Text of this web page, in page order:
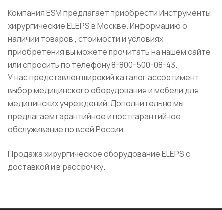
Компания ESM предлагает приобрести Инструменты
хирургические ELEPS в Москве. Информацию о
наличии товаров , стоимости и условиях
приобретения вы можете прочитать на нашем сайте
или спросить по телефону 8-800-500-08-43.
У нас представлен широкий каталог ассортимент
выбор медицинского оборудования и мебели для
медицинских учреждений. Дополнительно мы
предлагаем гарантийное и постгарантийное
обслуживание по всей России.
Продажа хирургическое оборудование ELEPS с
доставкой и в рассрочку.